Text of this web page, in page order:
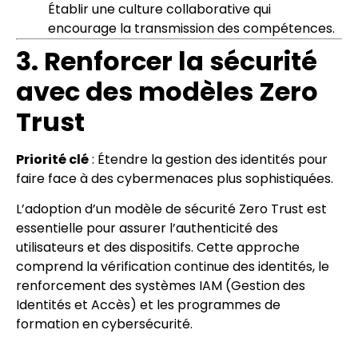
Établir une culture collaborative qui
encourage la transmission des compétences.
3. Renforcer la sécurité
avec des modèles Zero
Trust
Priorité clé: Étendre la gestion des identités pour
faire face à des cybermenaces plus sophistiquées.
L’adoption d’un modèle de sécurité Zero Trust est
essentielle pour assurer l’authenticité des
utilisateurs et des dispositifs. Cette approche
comprend la vérification continue des identités, le
renforcement des systèmes IAM (Gestion des
Identités et Accès) et les programmes de
formation en cybersécurité.